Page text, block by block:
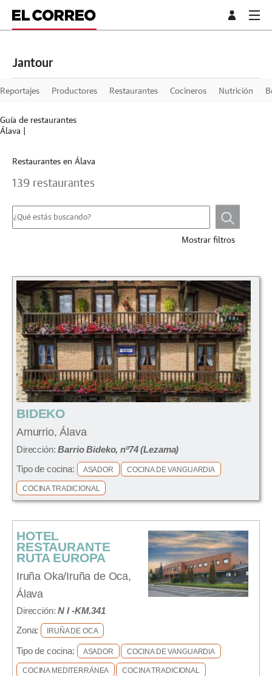
Jantour
Reportajes Productores Restaurantes Cocineros Nutrición
Guía de restaurantes
Álava
Restaurantes en Álava
139 restaurantes
Mostrar filtros
BIDEKO
Amurrio, Álava
Dirección:Barrio Bideko, nº74 (Lezama)
Tipo de cocina:
ASADOR COCINA DE VANGUARDIA
COCINA TRADICIONAL
HOTEL
RESTAURANTE
RUTA EUROPA
Iruña Oka/Iruña de Oca,
Álava
Dirección:N I -KM.341
Zona:
IRUÑA DE OCA
Tipo de cocina: ASADOR COCINA DE VANGUARDIA
COCINA MEDITERRÁNEA COCINA TRADICIONAL